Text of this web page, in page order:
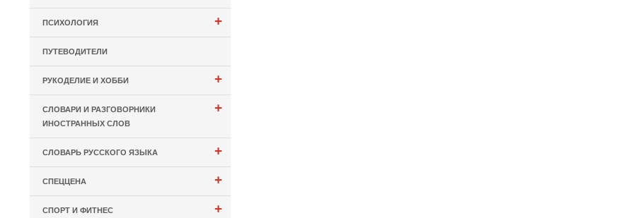
+
ПСИХОЛОГИЯ
ПУТЕВОДИТЕЛИ
+
РУКОДЕЛИЕ И ХОББИ
+
СЛОВАРИ И РАЗГОВОРНИКИ
ИНОСТРАННЫХ СЛОВ
+
СЛОВАРЬ РУССКОГО ЯЗЫКА
+
СПЕЦЦЕНА
+
СПОРТ И ФИТНЕС